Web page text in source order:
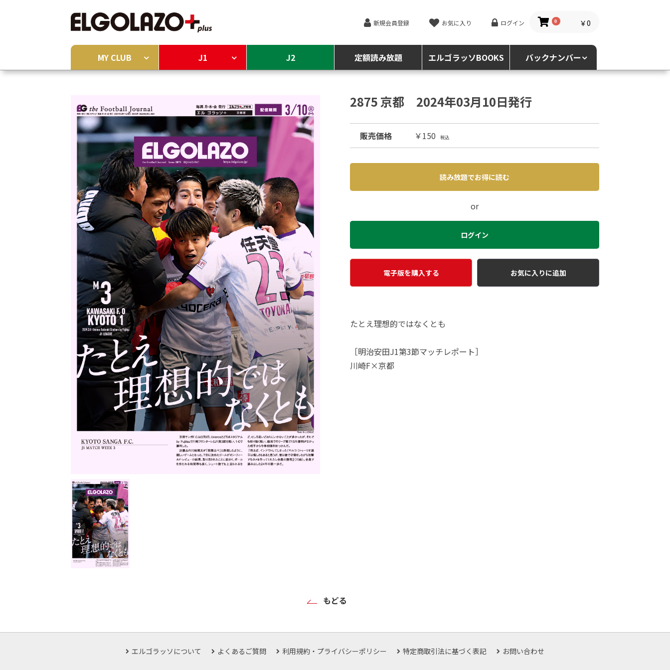
新規会員登録 お気に入り ログイン 0 ￥0
MY CLUB J1 J2 定額読み放題 エルゴラッソBOOKS バックナンバー
2875 京都 2024年03月10日発行
販売価格 ￥150 税込
読み放題でお得に読む
or
ログイン
電子版を購入する お気に入りに追加
たとえ理想的ではなくとも
［明治安田J1第3節マッチレポート］
川崎F×京都
もどる
エルゴラッソについて よくあるご質問 利用規約・プライバシーポリシー 特定商取引法に基づく表記 お問い合わせ